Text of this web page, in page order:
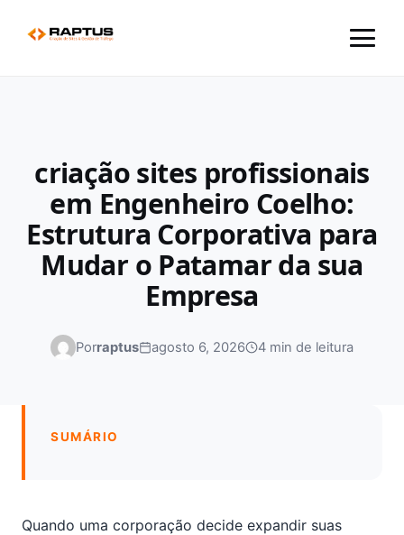
Menu
criação sites profissionais
em Engenheiro Coelho:
Estrutura Corporativa para
Mudar o Patamar da sua
Empresa
Porraptus agosto 6, 2026 4 min de leitura
SUMÁRIO
Quando uma corporação decide expandir suas